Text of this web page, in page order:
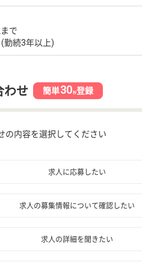
で
勤続3年以上)
わせ 簡単30秒登録
の内容を選択してください
求人に応募したい
求人の募集情報について確認したい
求人の詳細を聞きたい